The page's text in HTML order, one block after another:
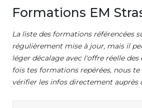
Formations EM
La liste des formations référencées
régulièrement mise à jour, mais il
léger décalage avec l'offre réelle des
fois tes formations repérées, nous te
vérifier les infos directement auprès